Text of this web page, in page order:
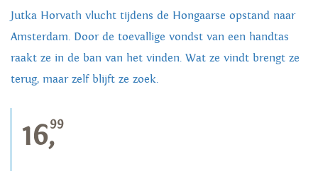
Jutka Horvath vlucht tijdens de Hongaarse opstand naar
Amsterdam. Door de toevallige vondst van een handtas
raakt ze in de ban van het vinden. Wat ze vindt brengt ze
terug, maar zelf blijft ze zoek.
16,99